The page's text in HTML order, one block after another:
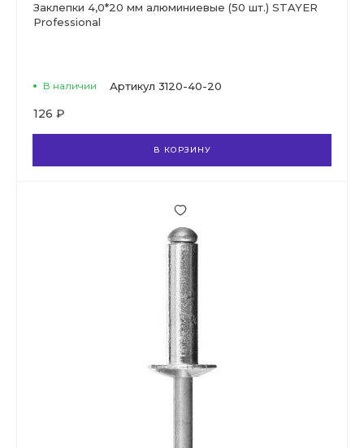
Заклепки 4,0*20 мм алюминиевые (50 шт.) STAYER
Professional
В наличии Артикул 3120-40-20
126 ₽
В КОРЗИНУ